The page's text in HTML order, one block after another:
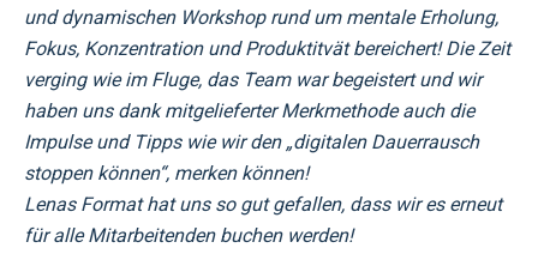
unddynamischen Workshop rund um mentale Erholung,
Fokus, Konzentration und Produktitvät bereichert!Die Zeit
verging wie im Fluge, das Team war begeistert und wir
haben uns dank mitgelieferter Merkmethodeauch die
Impulse und Tipps wie wir den „digitalen Dauerrausch
stoppen können“, merken können!
Lenas Format hat uns so gut gefallen, dass wir es erneut
für alle Mitarbeitenden buchen werden!